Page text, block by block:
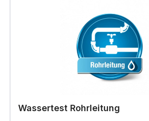
Wassertest Rohrleitung